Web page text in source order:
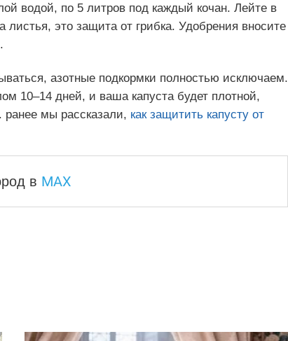
водой, по 5 литров под каждый кочан. Лейте в
листья, это защита от грибка. Удобрения вносите
азотные подкормки полностью исключаем.
10–14 дней, и ваша капуста будет плотной,
мы рассказали, как защитить капусту от
в MAX